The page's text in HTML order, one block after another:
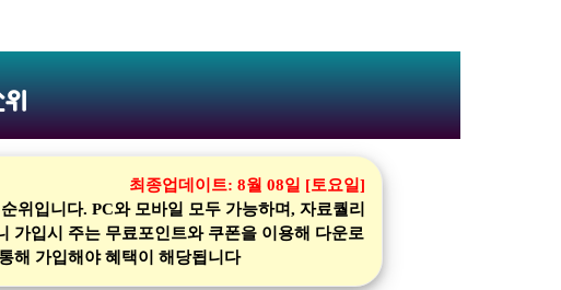
최종업데이트: 8월 08일 [토요일]
위입니다. PC와 모바일 모두 가능하며, 자료퀄리
가입시 주는 무료포인트와 쿠폰을 이용해 다운로
해 가입해야 혜택이 해당됩니다